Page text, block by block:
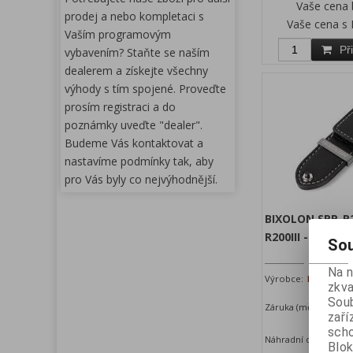
prodej a nebo kompletaci s
Vaším programovým
vybavením? Staňte se naším
dealerem a získejte všechny
výhody s tím spojené. Proveďte
prosím registraci a do
poznámky uveďte "dealer".
Budeme Vás kontaktovat a
nastavíme podmínky tak, aby
pro Vás byly co nejvýhodnější.
Vaše cena
Vaše cena s
BIXOLON SPP-
R200III - poutko
Výrobce: BIXOLON
Záruka (měsíců): 24
Náhradní díl.
Na